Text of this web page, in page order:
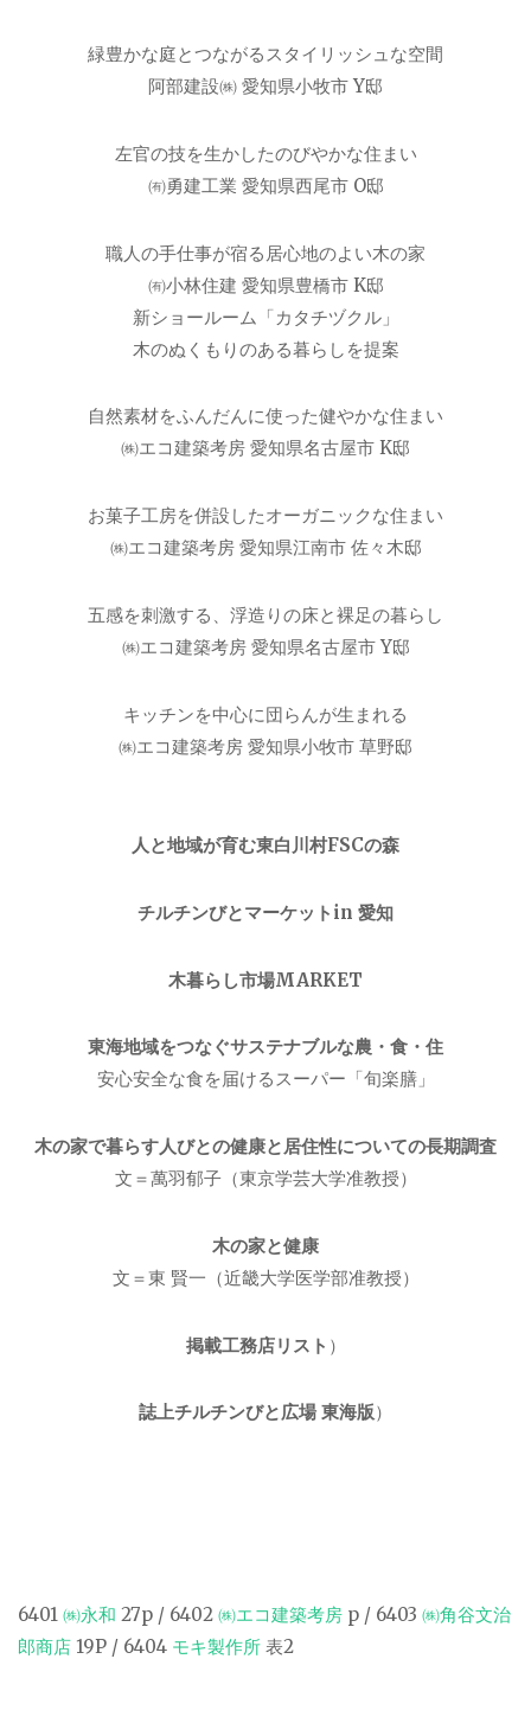
緑豊かな庭とつながるスタイリッシュな空間
阿部建設㈱ 愛知県小牧市 Y邸
左官の技を生かしたのびやかな住まい
㈲勇建工業 愛知県西尾市 O邸
職人の手仕事が宿る居心地のよい木の家
㈲小林住建 愛知県豊橋市 K邸
新ショールーム「カタチヅクル」
木のぬくもりのある暮らしを提案
自然素材をふんだんに使った健やかな住まい
㈱エコ建築考房 愛知県名古屋市 K邸
お菓子工房を併設したオーガニックな住まい
㈱エコ建築考房 愛知県江南市 佐々木邸
五感を刺激する、浮造りの床と裸足の暮らし
㈱エコ建築考房 愛知県名古屋市 Y邸
キッチンを中心に団らんが生まれる
㈱エコ建築考房 愛知県小牧市 草野邸
人と地域が育む東白川村FSCの森
チルチンびとマーケットin 愛知
木暮らし市場MARKET
東海地域をつなぐサステナブルな農・食・住
安心安全な食を届けるスーパー「旬楽膳」
木の家で暮らす人びとの健康と居住性についての長期調査
文＝萬羽郁子（東京学芸大学准教授）
木の家と健康
文＝東 賢一（近畿大学医学部准教授）
掲載工務店リスト ）
誌上チルチンびと広場 東海版）
6401 ㈱永和 27p / 6402 ㈱エコ建築考房 p / 6403 ㈱角谷文治
郎商店 19P / 6404 モキ製作所 表2